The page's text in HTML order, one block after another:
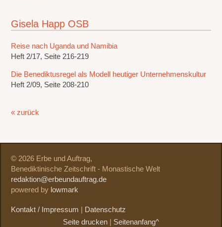
Gisela Happ OSB
Reise nach Uganda und Namibia
Heft 2/17, Seite 216-219
Die Benediktusregel als Modell heutiger Unternehmenskultur
Heft 2/09, Seite 208-210
« zurück
© 2026 Erbe und Auftrag,
Benediktinische Zeitschrift - Monastische Welt
redaktion@erbeundauftrag.de
powered by lowmark
Kontakt / Impressum
Datenschutz
Seite drucken
Seitenanfang^